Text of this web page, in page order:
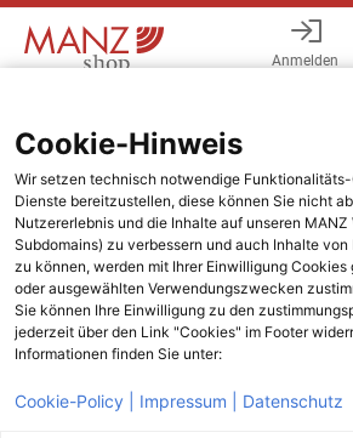
Anmelden
Cookie-Hinweis
Wir setzen technisch notwendige
Dienste bereitzustellen, diese können Sie nicht
Nutzererlebnis und die Inhalte auf unseren MANZ
Subdomains) zu verbessern und auch Inhalte
zu können, werden mit Ihrer Einwilligung
oder ausgewählten Verwendungszwecken
Sie können Ihre Einwilligung zu den
jederzeit über den Link "Cookies" im Footer
Informationen finden Sie unter:
Cookie-Policy | Impressum | Datenschutz